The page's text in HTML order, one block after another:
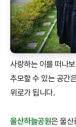
사랑하는 이를 떠나
추모할 수 있는 공간
위로가 됩니다.
울산하늘공원은 울산